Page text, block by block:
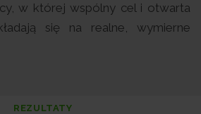
w której wspólny cel i otwarta
się na realne, wymierne
REZULTATY